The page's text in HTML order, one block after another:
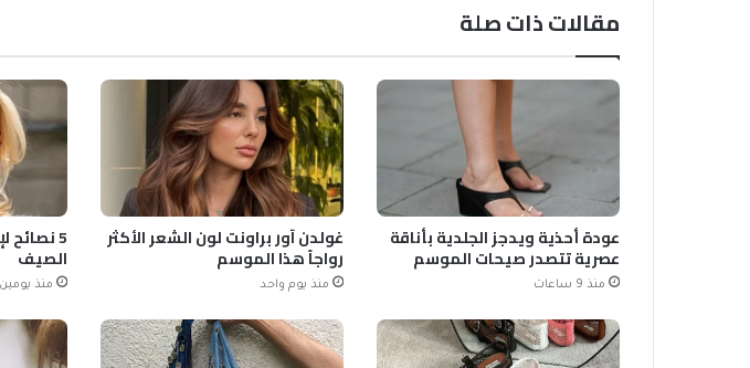
مقالات ذات صلة
عودة أحذية ويدجز الجلدية بأناقة
عصرية تتصدر صيحات الموسم
منذ 9 ساعات
غولدن آور براونت لون الشعر الأكثر
رواجاً هذا الموسم
منذ يوم واحد
5 نصائح
الصيف
منذ يومين